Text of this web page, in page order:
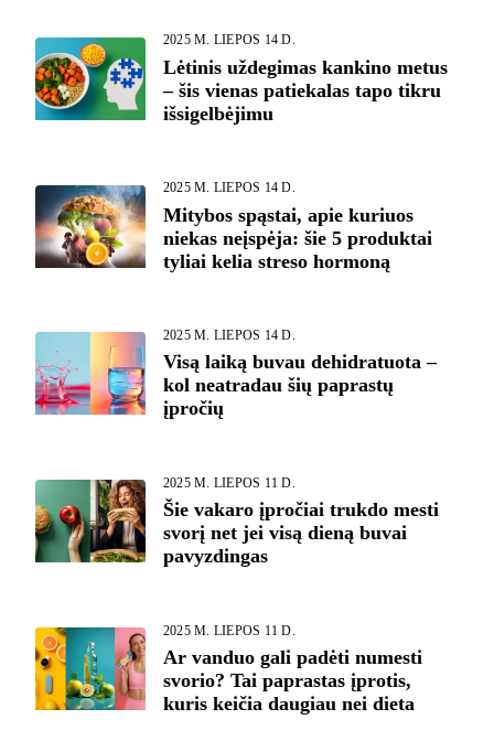
2025 M. LIEPOS 14 D.
Lėtinis uždegimas kankino metus
– šis vienas patiekalas tapo tikru
išsigelbėjimu
2025 M. LIEPOS 14 D.
Mitybos spąstai, apie kuriuos
niekas neįspėja: šie 5 produktai
tyliai kelia streso hormoną
2025 M. LIEPOS 14 D.
Visą laiką buvau dehidratuota –
kol neatradau šių paprastų
įpročių
2025 M. LIEPOS 11 D.
Šie vakaro įpročiai trukdo mesti
svorį net jei visą dieną buvai
pavyzdingas
2025 M. LIEPOS 11 D.
Ar vanduo gali padėti numesti
svorio? Tai paprastas įprotis,
kuris keičia daugiau nei dieta